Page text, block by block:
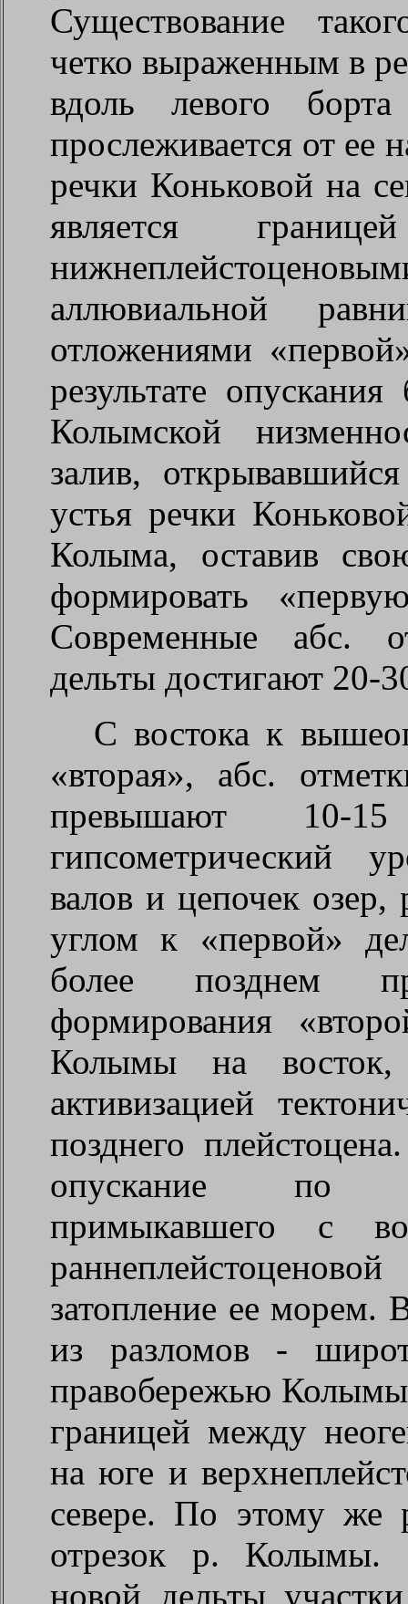
Существование
четко выраженным в
вдоль левого
прослеживается от ее
речки Коньковой на
является
аллювиальной
отложениями
результате
Колымской
залив,
устья речки
Колыма, оставив
формировать
Современные абс.
дельты достигают 20-
С востока к
«вторая», абс.
превышают
гипсометрический
валов и цепочек
углом к «первой»
более позднем
формирования
Колымы на восток,
активизацией
позднего
опускание по
примыкавшего с
затопление ее морем.
из разломов -
правобережью Колымы
границей между
на юге и
севере. По этому же
отрезок р. Колымы.
новой дельты